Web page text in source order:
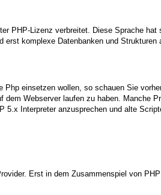
PHP-Lizenz verbreitet. Diese Sprache
komplexe Datenbanken und
einsetzen wollen, so schauen Sie
Webserver laufen zu haben. Manche
Interpreter anzusprechen und alte
Erst in dem Zusammenspiel von